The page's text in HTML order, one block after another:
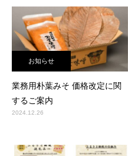
お知らせ
業務用朴葉みそ 価格改定に関
するご案内
2024.12.26